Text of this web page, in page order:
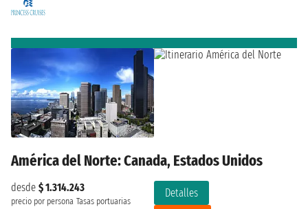
América del Norte: Canada, Estados Unidos
desde $ 1.314.243
precio por persona Tasas portuarias
Detalles